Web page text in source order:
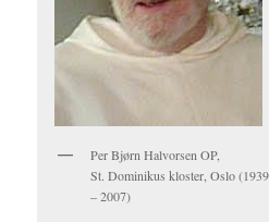
Per Bjørn Halvorsen OP,
St. Dominikus kloster, Oslo (1939
– 2007)